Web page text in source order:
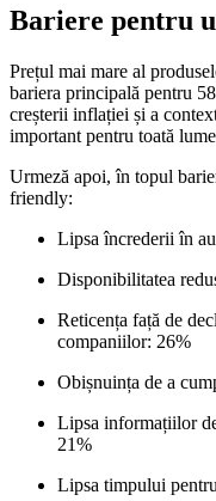
Bariere pentru
Prețul mai mare al
bariera principală pentru
creșterii inflației și a
important pentru toată
Urmeză apoi, în topul
friendly:
Lipsa încrederii în
Disponibilitatea
Reticența față de
companiilor: 26%
Obișnuința de a
Lipsa informațiilor
21%
Lipsa timpului